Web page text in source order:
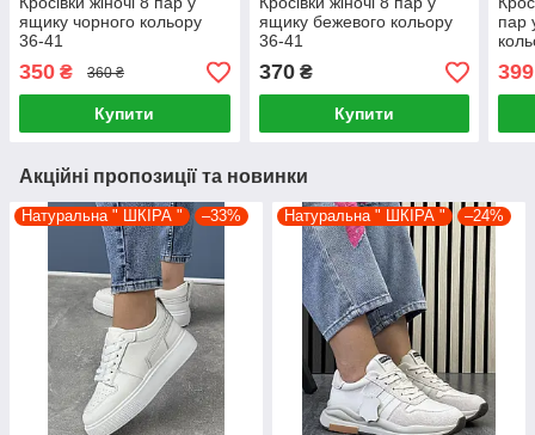
ящику чорного кольору
36-41
350 ₴ 360 ₴
Купити
ящику бежевого кольору
36-41
370₴
Купити
пар
399
Акційні пропозиції та новинки
Натуральна " ШКІРА " –33% Натуральна " ШКІРА " –24%